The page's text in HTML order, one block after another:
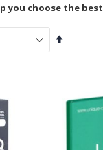
you choose the best
Van